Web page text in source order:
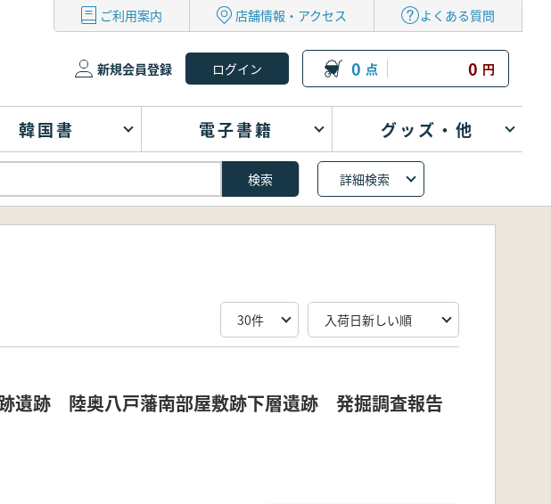
ご利用案内 店舗情報・アクセス よくある質問
新規会員登録 0 点 0 円
韓国書 電子書籍 グッズ・他
詳細検索
遺跡 陸奥八戸藩南部屋敷跡下層遺跡 発掘調査報告